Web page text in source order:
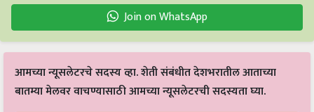
Join on WhatsApp
आमच्या न्यूसलेटरचे सदस्य व्हा. शेती संबंधीत देशभरातील आताच्या
बातम्या मेलवर वाचण्यासाठी आमच्या न्यूसलेटरची सदस्यता घ्या.